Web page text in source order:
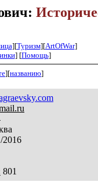
][Туризм][ArtOfWar]
] [Помощь]
][названию]
2016
801